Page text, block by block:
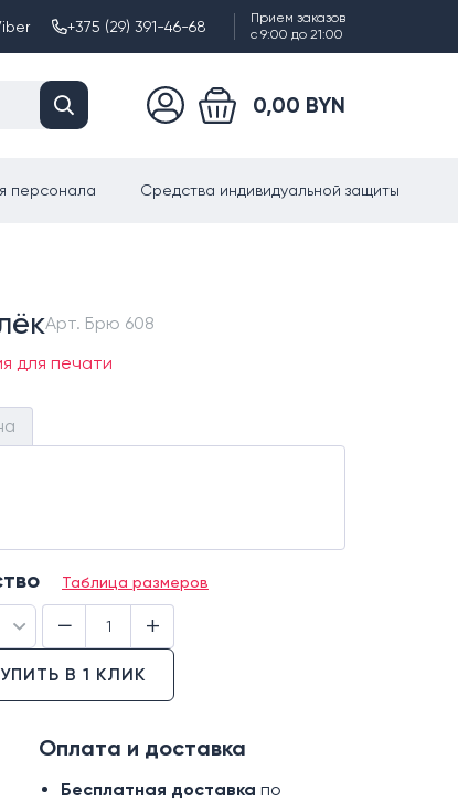
+375 (29) 391-46-68
Прием заказов
с 9:00 до 21:00
0,00 BYN
персонала Средства индивидуальной защиты
Арт. Брю 608
для печати
Таблица размеров
− +
В 1 КЛИК
Оплата и доставка
Бесплатная доставка по